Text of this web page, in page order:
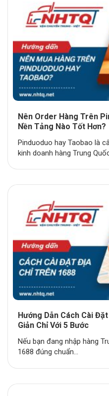
Nên Order Hàng Trên
Nền Tảng Nào Tốt Hơn?
Pinduoduo hay Taobao là
kinh doanh hàng Trung
Hướng Dẫn Cách Cài
Giản Chỉ Với 5 Bước
Nếu bạn đang nhập hàng
1688 đúng chuẩn...